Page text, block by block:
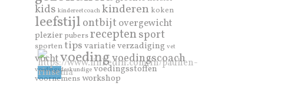
kids kindereetcoach kinderen koken
leefstijlontbijt overgewicht
plezier pubersreceptensport
sporten tipsvariatieverzadiging vet
vochtvoedingvoedingscoach
voedingsdeskundige voedingsstoffen
voornemens workshop